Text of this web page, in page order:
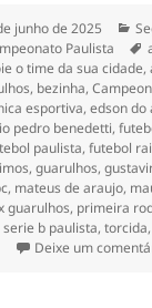
junho de 2025
Paulista
o time da sua cidade,
, bezinha,
esportiva, edson do
pedro benedetti,
paulista, futebol
, guarulhos,
, mateus de araujo,
guarulhos, primeira
serie b paulista, torcida,
Deixe um